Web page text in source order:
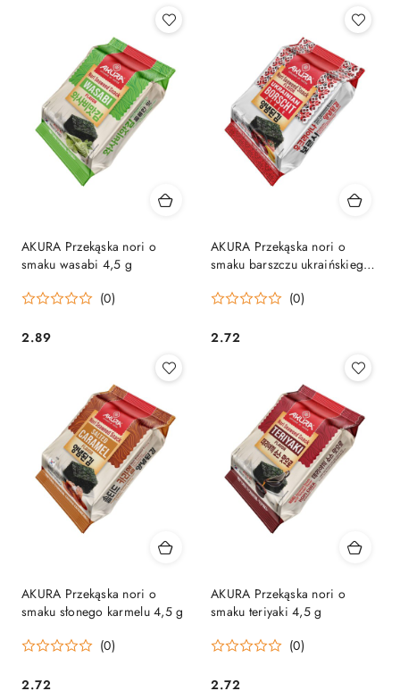
AKURA Przekąska nori o
smaku wasabi 4,5 g
(0)
Cena:
2.89
AKURA Przekąska nori o
smaku barszczu ukraińskiego
(0)
Cena:
2.72
AKURA Przekąska nori o
smaku słonego karmelu 4,5 g
(0)
2.72
AKURA Przekąska nori o
smaku teriyaki 4,5 g
(0)
2.72